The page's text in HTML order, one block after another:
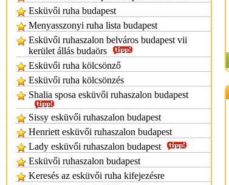
Esküvői ruha budapest
Menyasszonyi ruha lista budapest
Esküvői ruhaszalon belváros budapest vii
kerület állás budaörs
Esküvői ruha kölcsönző
Esküvői ruha kölcsönzés
Shalia sposa esküvői ruhaszalon budapest
Sissy esküvői ruhaszalon budapest
Henriett esküvői ruhaszalon budapest
Lady esküvői ruhaszalon budapest
Esküvői ruhaszalon budapest
Keresés az esküvői ruha kifejezésre